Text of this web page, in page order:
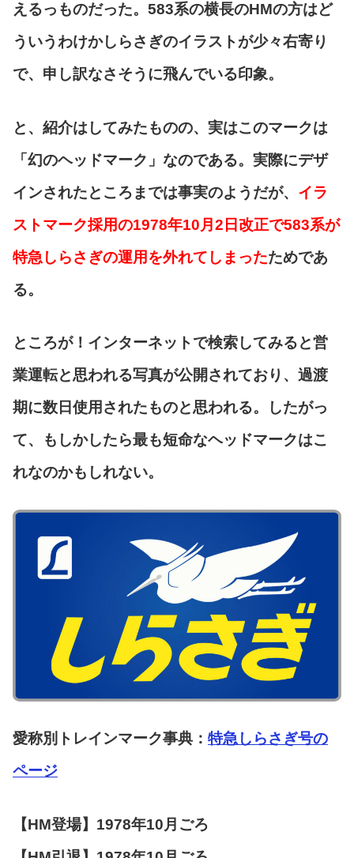
えるっものだった。583系の横長のHMの方はど
ういうわけかしらさぎのイラストが少々右寄り
で、申し訳なさそうに飛んでいる印象。
と、紹介はしてみたものの、実はこのマークは
「幻のヘッドマーク 」なのである。実際にデザ
インされたところまでは事実のようだが、 イラ
ストマーク採用の1978年10月2日改正で583系が
特急しらさぎの運用を外れてしまったためであ
る。
ところが！インターネットで検索してみると営
業運転と思われる写真が公開されており、過渡
期に数日使用されたものと思われる。したがっ
て、もしかしたら最も短命なヘッドマークはこ
れなのかもしれない。
愛称別トレインマーク事典： 特急しらさぎ号の
ページ
【HM登場】1978年10月ごろ